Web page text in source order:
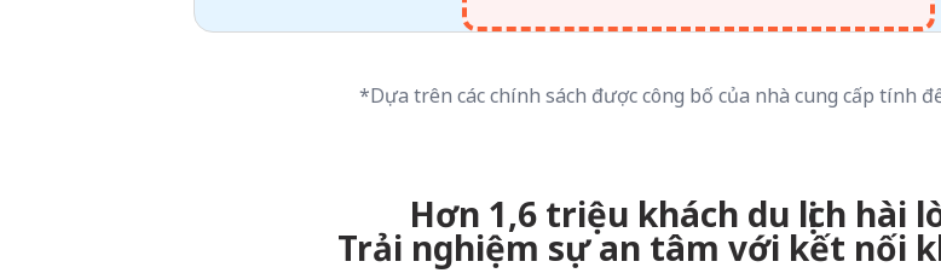
*Dựa trên các chính sách được công bố của nhà cung cấp tính
Hơn 1,6 triệu khách du lịch hài
Trải nghiệm sự an tâm với kết nối